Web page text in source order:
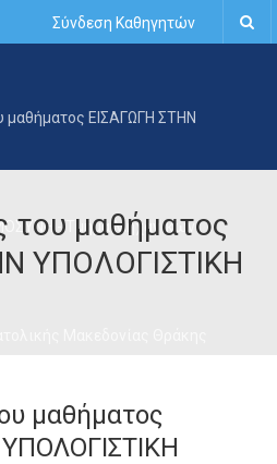
Σύνδεση Καθηγητών
του μαθήματος
ΥΠΟΛΟΓΙΣΤΙΚΗ
μαθήματος